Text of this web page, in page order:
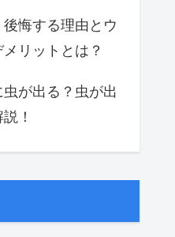
悔する理由とウ
リットとは？
が出る？虫が出
！